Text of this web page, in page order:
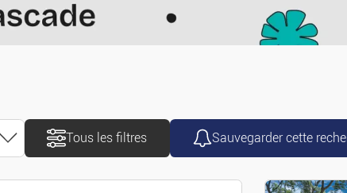
Motos/scooters
Accessoires/pièces
Tous les filtres Sauvegarder cette